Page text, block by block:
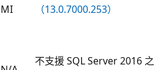
MI
（13.0.7000.253）
不支援 SQL Server 2016 之